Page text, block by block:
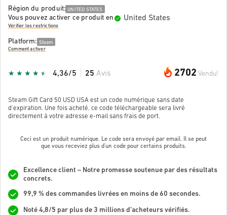
Région du produit: UNITED STATES
Vous pouvez activer ce produit en United States
Vérifier les restrictions
Platform: Steam
Comment activer
2702 Vendu!
4,36/5 25 Avis
Steam Gift Card 50 USD USA est un code numérique sans date
d'expiration. Une fois acheté, ce code téléchargeable sera livré
directement à votre adresse e-mail sans frais de port.
Ceci est un produit numérique. Le code sera envoyé par email. Il se peut
que vous receviez plus d'un code pour certains produits.
Excellence client – Notre promesse soutenue par des résultats
concrets.
99,9 % des commandes livrées en moins de 60 secondes.
Noté 4,8/5 par plus de 3 millions d’acheteurs vérifiés.